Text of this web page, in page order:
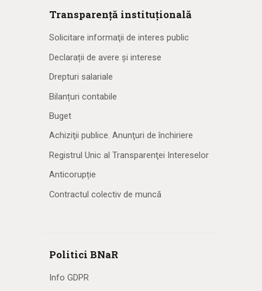
Transparență instituțională
Solicitare informaţii de interes public
Declarații de avere și interese
Drepturi salariale
Bilanțuri contabile
Buget
Achiziţii publice. Anunţuri de închiriere
Registrul Unic al Transparenţei Intereselor
Anticorupție
Contractul colectiv de muncă
Politici BNaR
Info GDPR